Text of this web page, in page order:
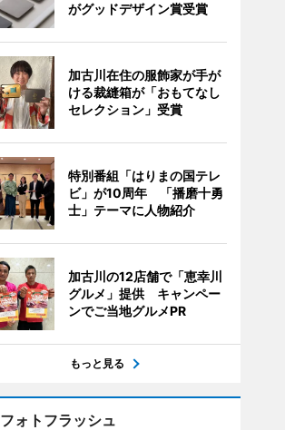
がグッドデザイン賞受賞
加古川在住の服飾家が手が
ける裁縫箱が「おもてなし
セレクション」受賞
特別番組「はりまの国テレ
ビ」が10周年 「播磨十勇
士」テーマに人物紹介
加古川の12店舗で「恵幸川
グルメ」提供 キャンペー
ンでご当地グルメPR
もっと見る
フォトフラッシュ